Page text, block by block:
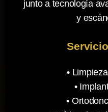
junto a tecnología
y
•
•
•